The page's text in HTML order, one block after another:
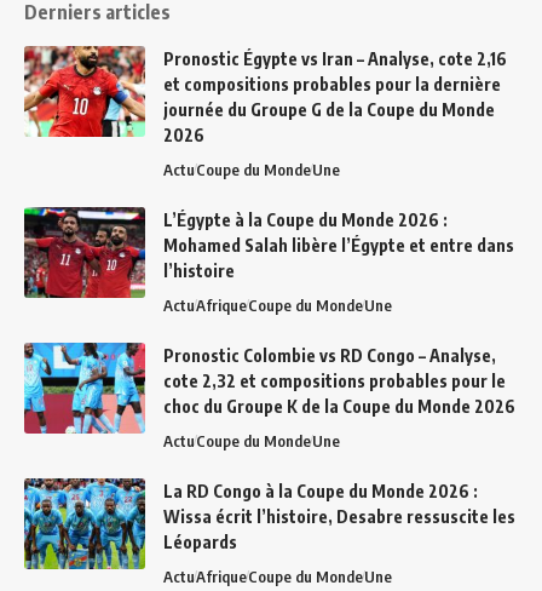
Derniers articles
Pronostic Égypte vs Iran – Analyse, cote 2,16
et compositions probables pour la dernière
journée du Groupe G de la Coupe du Monde
2026
ActuCoupe du MondeUne
L’Égypte à la Coupe du Monde 2026 :
Mohamed Salah libère l’Égypte et entre dans
l’histoire
ActuAfriqueCoupe du MondeUne
Pronostic Colombie vs RD Congo – Analyse,
cote 2,32 et compositions probables pour le
choc du Groupe K de la Coupe du Monde 2026
ActuCoupe du MondeUne
La RD Congo à la Coupe du Monde 2026 :
Wissa écrit l’histoire, Desabre ressuscite les
Léopards
ActuAfriqueCoupe du MondeUne